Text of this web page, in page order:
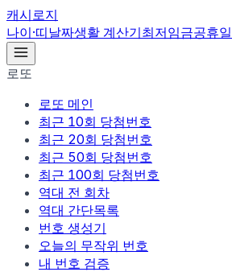
캐시로지
나이·띠날짜생활 계산기최저임금공휴일
로또
로또 메인
최근 10회 당첨번호
최근 20회 당첨번호
최근 50회 당첨번호
최근 100회 당첨번호
역대 전 회차
역대 간단목록
번호 생성기
오늘의 무작위 번호
내 번호 검증